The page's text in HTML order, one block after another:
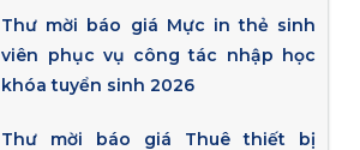
Thư mời báo giá Mực in thẻ sinh
viên phục vụ công tác nhập học
khóa tuyển sinh 2026
Thư mời báo giá Thuê thiết bị